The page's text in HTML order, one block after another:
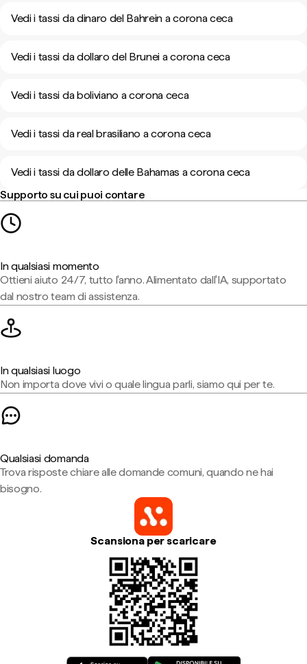
Vedi i tassi da dinaro del Bahrein a corona ceca
Vedi i tassi da dollaro del Brunei a corona ceca
Vedi i tassi da boliviano a corona ceca
Vedi i tassi da real brasiliano a corona ceca
Vedi i tassi da dollaro delle Bahamas a corona ceca
Supporto su cui puoi contare
In qualsiasi momento
Ottieni aiuto 24/7, tutto l'anno. Alimentato dall'IA, supportato
dal nostro team di assistenza.
In qualsiasi luogo
Non importa dove vivi o quale lingua parli, siamo qui per te.
Qualsiasi domanda
Trova risposte chiare alle domande comuni, quando ne hai
bisogno.
Scansiona per scaricare